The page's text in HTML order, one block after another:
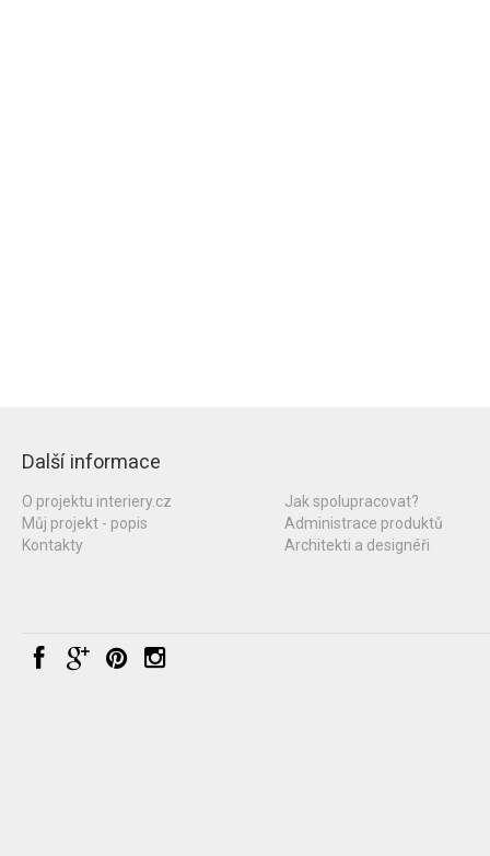
Další informace
O projektu interiery.cz
Můj projekt - popis
Kontakty
Jak spolupracovat?
Administrace produktů
Architekti a designéři